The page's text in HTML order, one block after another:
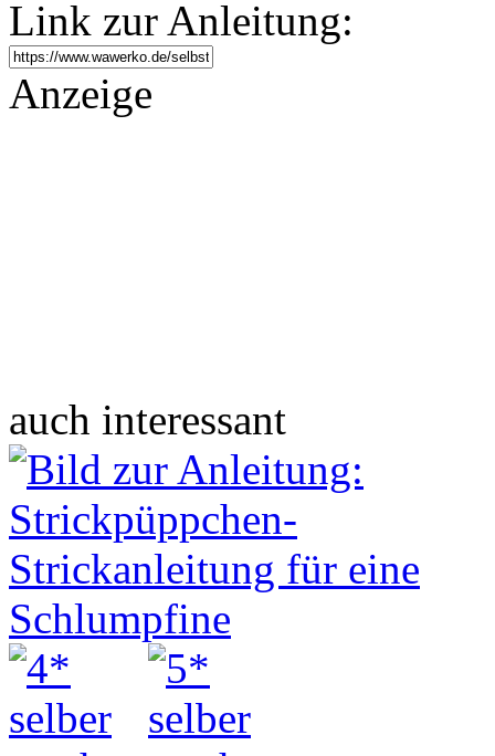
Link zur Anleitung:
Anzeige
auch interessant